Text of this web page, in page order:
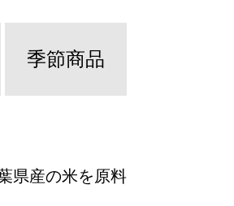
季節商品
県産の米を原料